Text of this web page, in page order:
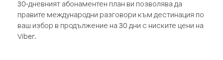
30-дневният абонаментен план ви позволява да
правите международни разговори към дестинация по
ваш избор в продължение на 30 дни с ниските цени на
Viber.